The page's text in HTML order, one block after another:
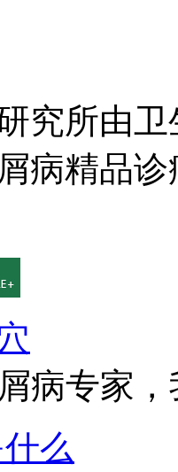
究所由
病精品
病专家
么